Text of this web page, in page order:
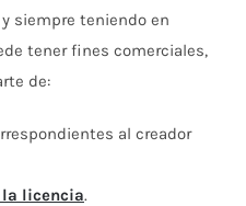
siempre teniendo en
tener fines comerciales,
de:
al creador
la licencia.